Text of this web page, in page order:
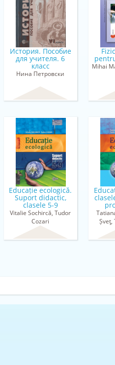
История. Пособие
для учителя. 6
класс
Нина Петровски
Mihai
Educație ecologică.
Suport didactic,
clasele 5-9
Vitalie Sochircă, Tudor
Cozari
Șveţ,